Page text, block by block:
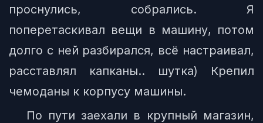
проснулись, собрались. Я
поперетаскивал вещи в машину, потом
долго с ней разбирался, всё настраивал,
расставлял капканы.. шутка) Крепил
чемоданы к корпусу машины.
По пути заехали в крупный магазин,